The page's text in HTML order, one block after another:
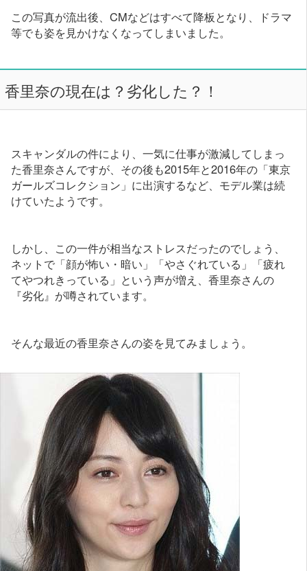
この写真が流出後、CMなどはすべて降板となり、ドラマ
等でも姿を見かけなくなってしまいました。
香里奈の現在は？劣化した？！
スキャンダルの件により、一気に仕事が激減してしまっ
た香里奈さんですが、その後も2015年と2016年の「東京
ガールズコレクション」に出演するなど、モデル業は続
けていたようです。
しかし、この一件が相当なストレスだったのでしょう、
ネットで「顔が怖い・暗い」「やさぐれている」「疲れ
てやつれきっている」という声が増え、香里奈さんの
『劣化』が噂されています。
そんな最近の香里奈さんの姿を見てみましょう。